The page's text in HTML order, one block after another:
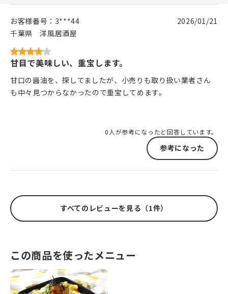
お客様番号： 3***44
千葉県
洋風居酒屋
2026/01/21
甘目で美味しい、重宝します。
甘口の醤油を、探してましたが、小売りも取り扱い業者さん
も中々見つからなかったので重宝してめます。
0人が参考になったと回答しています。
参考になった
すべてのレビューを見る（1件）
この商品を使ったメニュー